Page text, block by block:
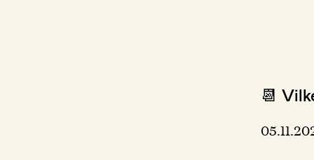
📆